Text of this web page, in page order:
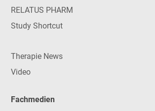
RELATUS PHARM
Study Shortcut
Therapie News
Video
Fachmedien